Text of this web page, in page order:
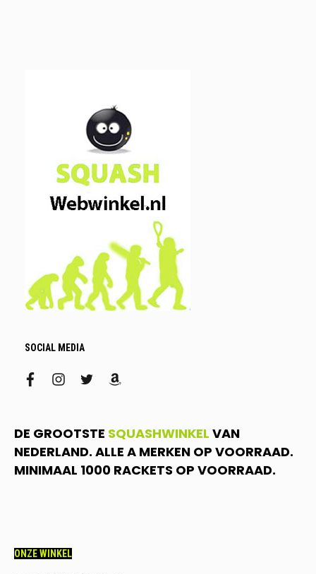
SOCIAL MEDIA
facebookinstagram
twitteramazon
DE GROOTSTE SQUASHWINKEL VAN
NEDERLAND. ALLE A MERKEN OP VOORRAAD.
MINIMAAL 1000 RACKETS OP VOORRAAD.
ONZE WINKEL